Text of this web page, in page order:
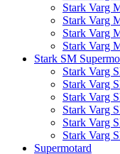
Stark Varg
Stark Varg
Stark Varg
Stark Varg
Stark SM
Stark Varg
Stark Varg
Stark Varg
Stark Varg
Stark Varg
Stark Varg
Supermotard